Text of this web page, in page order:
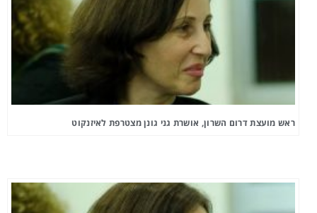
ראש מועצת דרום השרון, אושרת גני גונן מצטרפת לאיזנקוט